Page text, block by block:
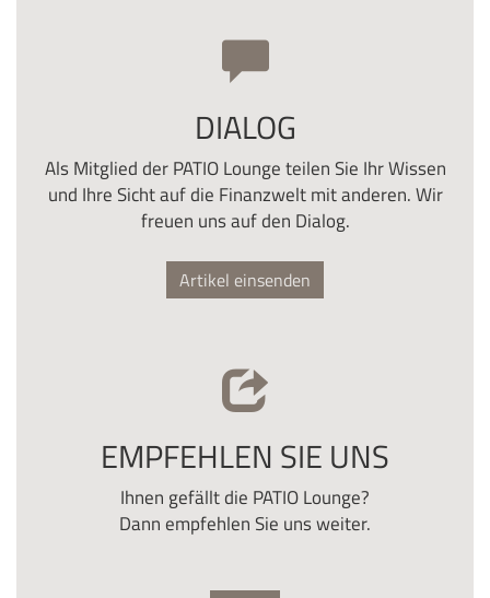
DIALOG
Als Mitglied der PATIO Lounge teilen Sie Ihr Wissen
und Ihre Sicht auf die Finanzwelt mit anderen. Wir
freuen uns auf den Dialog.
Artikel einsenden
EMPFEHLEN SIE UNS
Ihnen gefällt die PATIO Lounge?
Dann empfehlen Sie uns weiter.